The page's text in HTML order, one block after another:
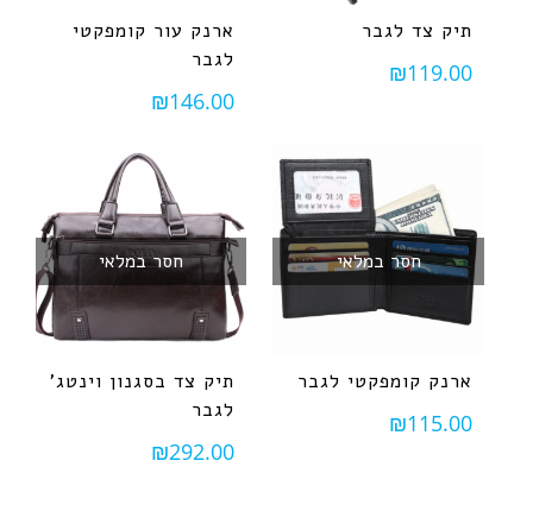
תיק צד לגבר
₪119.00
ארנק עור קומפקטי
לגבר
₪146.00
חסר במלאי
ארנק קומפקטי לגבר
₪115.00
חסר במלאי
תיק צד בסגנון וינטג'
לגבר
₪292.00